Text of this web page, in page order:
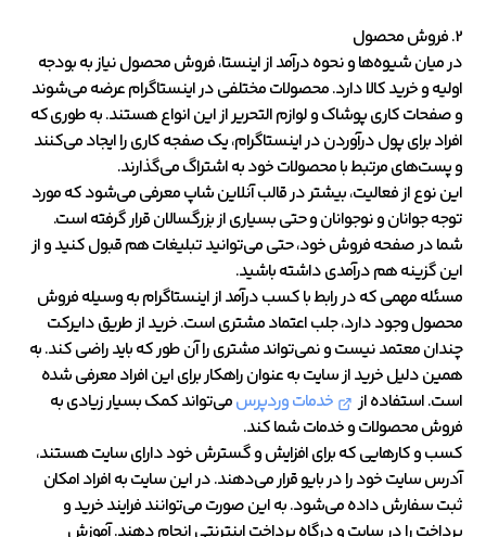
2. فروش محصول
در میان شیوه‌ها و نحوه درآمد از اینستا، فروش محصول نیاز به بودجه
اولیه و خرید کالا دارد. محصولات مختلفی در اینستاگرام عرضه می‌شوند
و صفحات کاری پوشاک و لوازم التحریر از این انواع هستند. به طوری که
افراد برای پول درآوردن در اینستاگرام، یک صفجه کاری را ایجاد می‌کنند
و پست‌های مرتبط با محصولات خود به اشتراگ می‌گذارند.
این نوع از فعالیت، بیشتر در قالب آنلاین شاپ معرفی می‌شود‌ که مورد
توجه جوانان و نوجوانان و حتی بسیاری از بزرگسالان قرار گرفته است‌.
شما در صفحه فروش خود، حتی می‌توانید تبلیغات هم قبول کنید و از
این گزینه‌ هم درآمدی داشته باشید.
مسئله مهمی که در رابط با کسب درآمد از اینستاگرام به وسیله فروش
محصول وجود دارد، جلب اعتماد مشتری است. خرید از طریق دایرکت
چندان معتمد نیست و نمی‌تواند مشتری را آن طور که باید راضی کند. به
همین دلیل خرید از سایت به عنوان راهکار برای این افراد معرفی شده
است. استفاده از
خدمات وردپرسمی‌تواند کمک بسیار زیادی به
فروش محصولات و خدمات شما کند.
کسب و کارهایی که برای افزایش و گسترش خود دارای سایت هستند،
آدرس سایت خود را در بایو قرار می‌دهند. در این سایت به افراد امکان
ثبت سفارش داده می‌شود. به این صورت می‌توانند فرایند خرید و